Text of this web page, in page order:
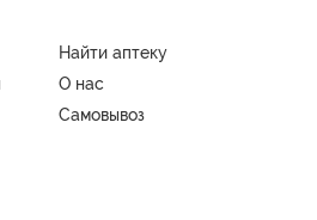
Найти аптеку
О нас
Самовывоз